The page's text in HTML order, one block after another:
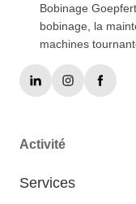
Bobinage
bobinage, la
machines
Activité
Services